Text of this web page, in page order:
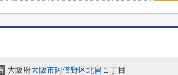
大阪府大阪市阿倍野区北畠 １丁目